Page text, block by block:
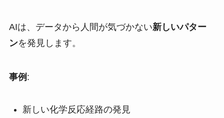
AIは、データから人間が気づかない新しいパター
ンを発見します。
事例 :
新しい化学反応経路の発見